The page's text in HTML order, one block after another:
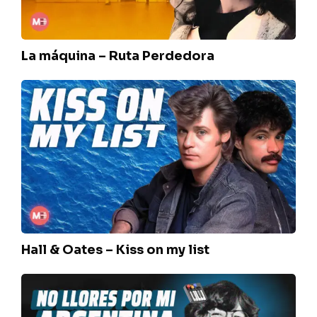
La máquina – Ruta Perdedora
Hall
&
Oates
–
Kiss
on
my
list
Hall & Oates – Kiss on my list
Seru